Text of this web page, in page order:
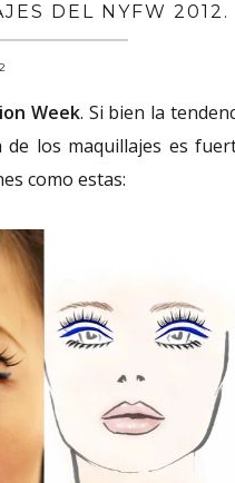
DEL NYFW 2012.
Week. Si bien la
los maquillajes es
como estas: